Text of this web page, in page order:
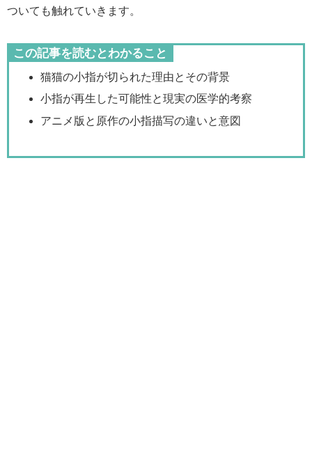
ついても触れていきます。
この記事を読むとわかること
猫猫の小指が切られた理由とその背景
小指が再生した可能性と現実の医学的考察
アニメ版と原作の小指描写の違いと意図